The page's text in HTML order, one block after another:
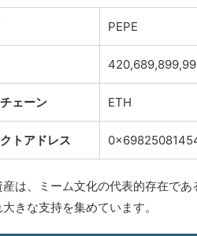
PEPE
ェーン ETH
トアドレス
産は、ミーム文化の代表的存在で
きな支持を集めています。